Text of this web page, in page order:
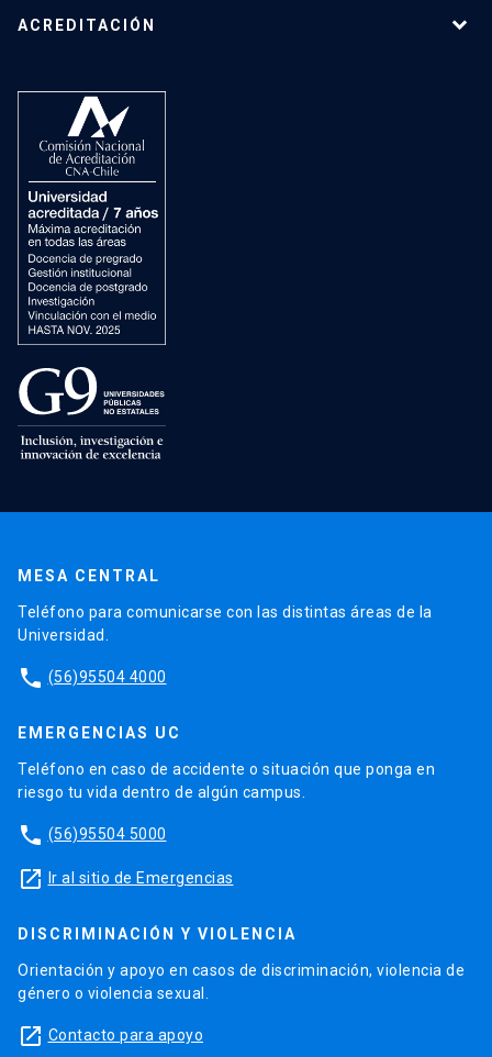
ACREDITACIÓN
MESA CENTRAL
Teléfono para comunicarse con las distintas áreas de la
Universidad.
phone (56)95504 4000
EMERGENCIAS UC
Teléfono en caso de accidente o situación que ponga en
riesgo tu vida dentro de algún campus.
phone (56)95504 5000
launch Ir al sitio de Emergencias
DISCRIMINACIÓN Y VIOLENCIA
Orientación y apoyo en casos de discriminación, violencia de
género o violencia sexual.
launch Contacto para apoyo